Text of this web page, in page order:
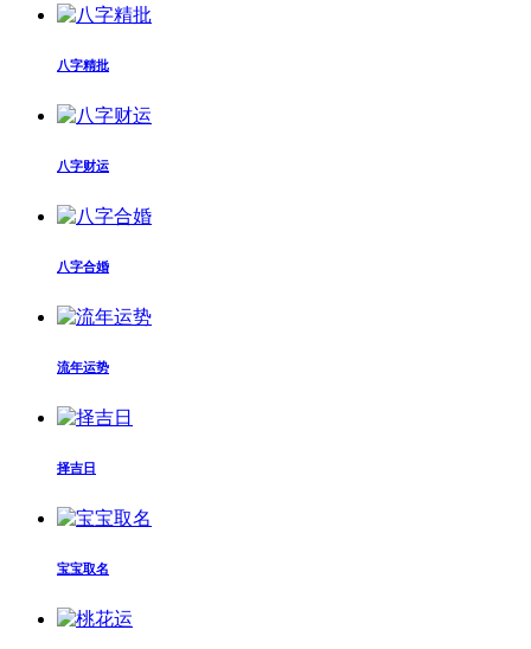
八字精批
八字财运
八字合婚
流年运势
择吉日
宝宝取名